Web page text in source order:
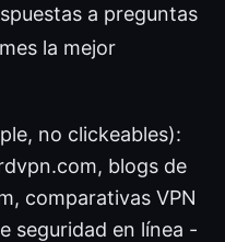
a preguntas
la mejor
no clickeables):
blogs de
comparativas VPN
seguridad en línea -